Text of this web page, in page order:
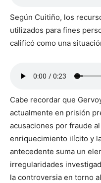
Según Cuitiño, los
utilizados para fines
calificó como una
Cabe recordar que
actualmente en prisión
acusaciones por fraude
enriquecimiento ilícito y
antecedente suma un
irregularidades
la controversia en torno